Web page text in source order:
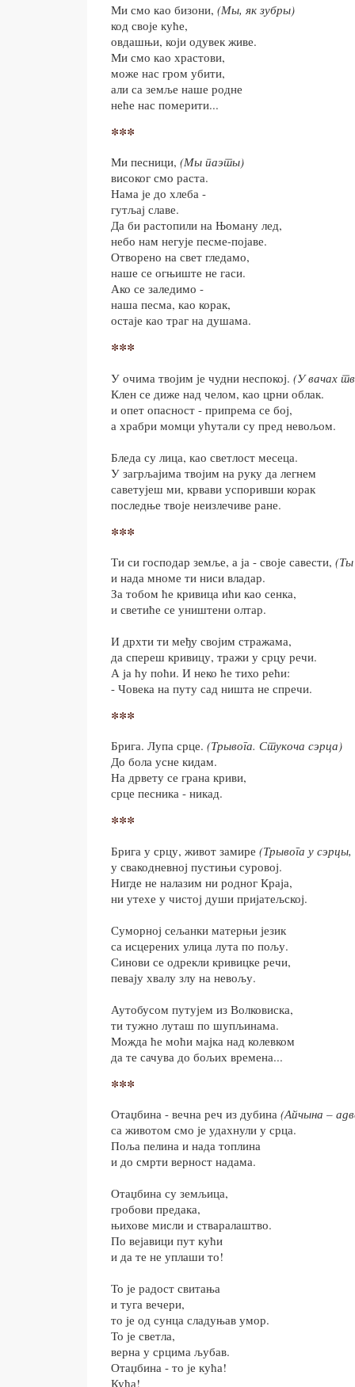
Ми смо као бизони, (Мы, як зубры)
код своје куће,
овдашњи, који одувек живе.
Ми смо као храстови,
може нас гром убити,
али са земље наше родне
неће нас померити...
***
Ми песници, (Мы паэты)
високог смо раста.
Нама је до хлеба -
гутљај славе.
Да би растопили на Њоману лед,
небо нам негује песме-појаве.
Отворено на свет гледамо,
наше се огњиште не гаси.
Ако се заледимо -
наша песма, као корак,
остаје као траг на душама.
***
У очима твојим је чудни неспокој. (У вачах
Клен се диже над челом, као црни облак.
и опет опасност - припрема се бој,
а храбри момци ућутали су пред невољом.
Бледа су лица, као светлост месеца.
У загрљајима твојим на руку да легнем
саветујеш ми, крвави успоривши корак
последње твоје неизлечиве ране.
***
Ти си господар земље, а ја - своје савести, (Ты
и нада мноме ти ниси владар.
За тобом ће кривица ићи као сенка,
и светиће се уништени олтар.
И дрхти ти међу својим стражама,
да спереш кривицу, тражи у срцу речи.
А ја ћу поћи. И неко ће тихо рећи:
- Човека на путу сад ништа не спречи.
***
Брига. Лупа срце. (Трывога. Стукоча сэрца)
До бола усне кидам.
На дрвету се грана криви,
срце песника - никад.
***
Брига у срцу, живот замире (Трывога у
у свакодневној пустињи суровој.
Нигде не налазим ни родног Краја,
ни утехе у чистој души пријатељској.
Суморној сељанки матерњи језик
са исцерених улица лута по пољу.
Синови се одрекли кривицке речи,
певају хвалу злу на невољу.
Аутобусом путујем из Волковиска,
ти тужно луташ по шупљинама.
Можда ће моћи мајка над колевком
да те сачува до бољих времена...
***
Отаџбина - вечна реч из дубина (Айчына –
са животом смо је удахнули у срца.
Поља пелина и нада топлина
и до смрти верност надама.
Отаџбина су земљица,
гробови предака,
њихове мисли и стваралаштво.
По вејавици пут кући
и да те не уплаши то!
То је радост свитања
и туга вечери,
то је од сунца сладуњав умор.
То је светла,
верна у срцима љубав.
Отаџбина - то је кућа!
Кућа!